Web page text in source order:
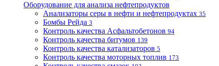
Оборудование для анализа нефтепродуктов
Анализаторы серы в нефти и нефтепродуктах 35
Бомбы Рейда 3
Контроль качества Асфальтобетонов 94
Контроль качества битумов 139
Контроль качества катализаторов 5
Контроль качества моторных топлив 173